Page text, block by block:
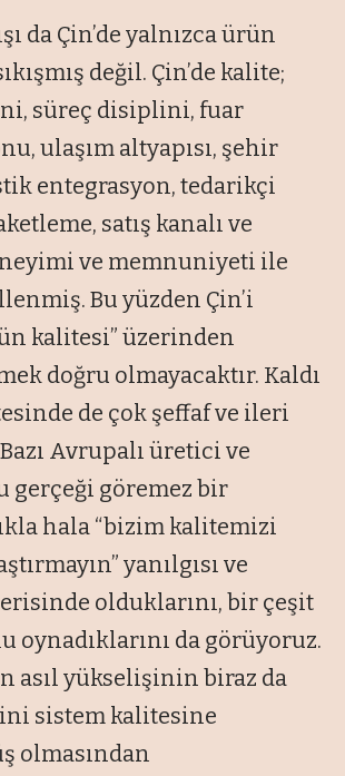
da Çin’de yalnızca ürün
değil. Çin’de kalite;
süreç disiplini, fuar
ulaşım altyapısı, şehir
entegrasyon, tedarikçi
satış kanalı ve
ve memnuniyeti ile
Bu yüzden Çin’i
kalitesi” üzerinden
doğru olmayacaktır. Kaldı
de çok şeffaf ve ileri
Avrupalı üretici ve
gerçeği göremez bir
hala “bizim kalitemizi
yanılgısı ve
olduklarını, bir çeşit
oynadıklarını da görüyoruz.
asıl yükselişinin biraz da
sistem kalitesine
olmasından